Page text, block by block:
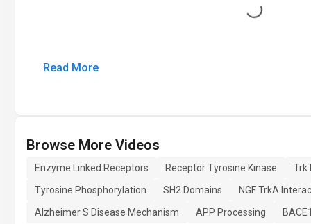
Loading...
Read More
Browse More Videos
Enzyme Linked Receptors Receptor Tyrosine Kinase
Trk
Tyrosine Phosphorylation
SH2 Domains
NGF TrkA
Alzheimer S Disease Mechanism
APP Processing